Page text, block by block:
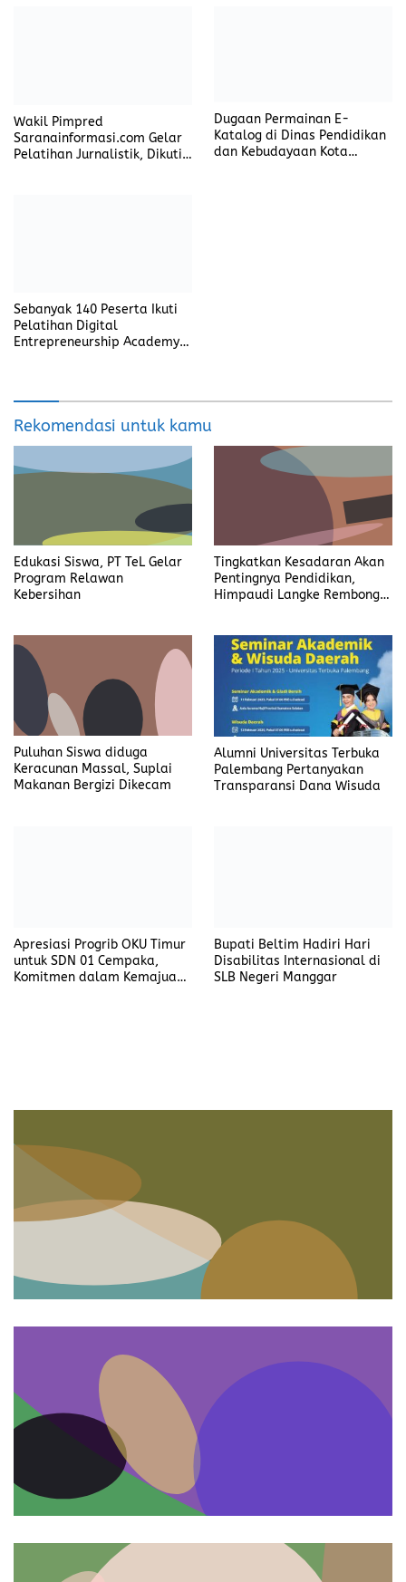
Wakil Pimpred
Saranainformasi.com Gelar
Pelatihan Jurnalistik, Dikuti
Dugaan Permainan E-
Katalog di Dinas Pendidikan
dan Kebudayaan Kota
Sebanyak 140 Peserta Ikuti
Pelatihan Digital
Entrepreneurship Academy
Rekomendasi untuk kamu
Edukasi Siswa, PT TeL Gelar
Program Relawan
Kebersihan
Tingkatkan Kesadaran Akan
Pentingnya Pendidikan,
Himpaudi Langke Rembong
Puluhan Siswa diduga
Keracunan Massal, Suplai
Makanan Bergizi Dikecam
Alumni Universitas Terbuka
Palembang Pertanyakan
Transparansi Dana Wisuda
Apresiasi Progrib OKU Timur
untuk SDN 01 Cempaka,
Komitmen dalam Kemajuan
Bupati Beltim Hadiri Hari
Disabilitas Internasional di
SLB Negeri Manggar